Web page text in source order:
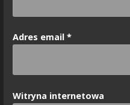
Adres email *
Witryna internetowa